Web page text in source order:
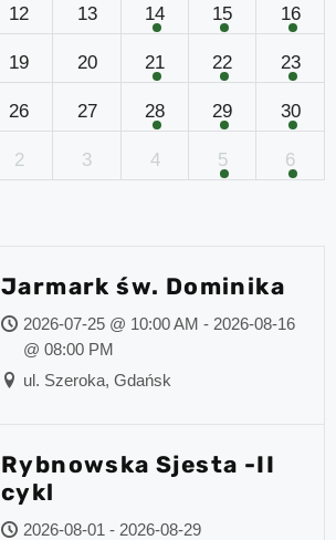
12 13 14 15 16
19 20 21 22 23
26 27 28 29 30
2 3 4 5 6
Jarmark św. Dominika
2026-07-25 @ 10:00 AM - 2026-08-16
@ 08:00 PM
ul. Szeroka, Gdańsk
Rybnowska Sjesta -II
cykl
2026-08-01 - 2026-08-29